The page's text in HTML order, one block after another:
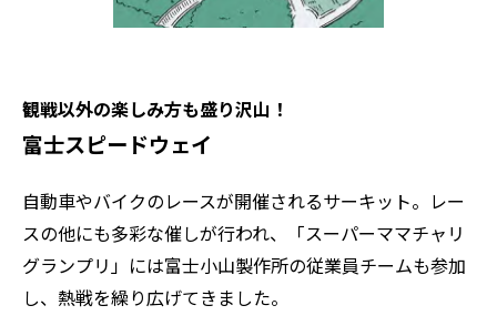
観戦以外の楽しみ方も盛り沢山！
富士スピードウェイ
自動車やバイクのレースが開催されるサーキット。レー
スの他にも多彩な催しが行われ、「スーパーママチャリ
グランプリ」には富士小山製作所の従業員チームも参加
し、熱戦を繰り広げてきました。